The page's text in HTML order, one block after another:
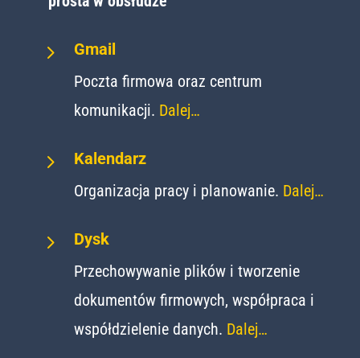
5
Gmail
Poczta firmowa oraz centrum
komunikacji. Dalej…
5
Kalendarz
Organizacja pracy i planowanie. Dalej…
5
Dysk
Przechowywanie plików i tworzenie
dokumentów firmowych, współpraca i
współdzielenie danych. Dalej…